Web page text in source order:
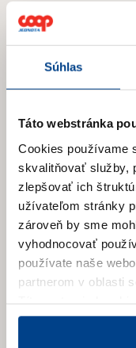
Súhlas
Táto webstránka
Cookies používame
skvalitňovať služby,
zlepšovať ich
užívateľom stránky
zároveň by sme
vyhodnocovať
používate naše
partnerom v oblasti
ktoré vám poskytli
Prihláste
a získajte
a
E-mail*